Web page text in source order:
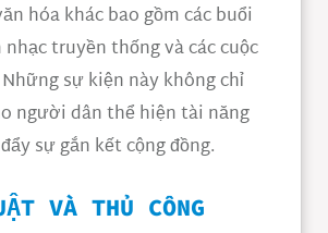
hóa khác bao gồm các buổi
truyền thống và các cuộc
sự kiện này không chỉ
người dân thể hiện tài năng
sự gắn kết cộng đồng.
VÀ THỦ CÔNG